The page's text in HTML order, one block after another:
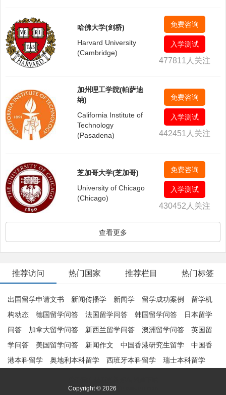
哈佛大学(剑桥)
Harvard University
(Cambridge)
免费咨询
入学测试
477811人关注
加州理工学院(帕萨迪
纳)
California Institute of
Technology
(Pasadena)
免费咨询
入学测试
442451人关注
芝加哥大学(芝加哥)
University of Chicago
(Chicago)
免费咨询
入学测试
430452人关注
查看更多
推荐访问 热门国家 推荐栏目 热门标签
出国留学申请文书 新闻传播学 新闻学 留学成功案例
留学机
构动态
德国留学问答 法国留学问答 韩国留学问答
日本留学
问答
加拿大留学问答 新西兰留学问答 澳洲留学问答
英国留
学问答
美国留学问答 新闻作文 中国香港研究生留学
中国香
港本科留学
奥地利本科留学 西班牙本科留学 瑞士本科留学
Copyright © 2026